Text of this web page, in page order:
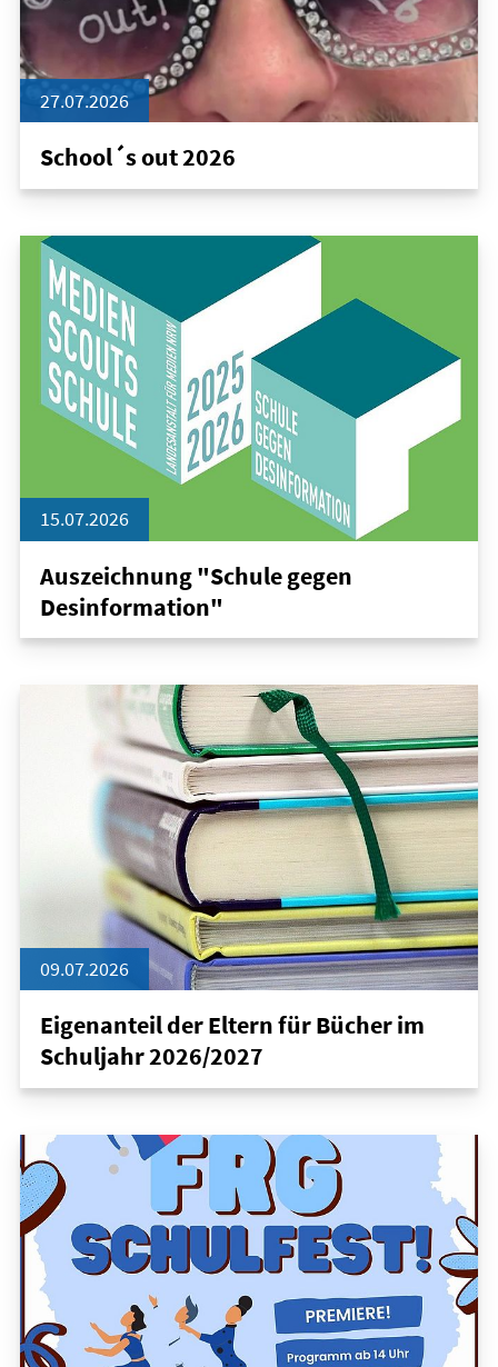
27.07.2026
School´s out 2026
15.07.2026
Auszeichnung "Schule gegen
Desinformation"
09.07.2026
Eigenanteil der Eltern für Bücher im
Schuljahr 2026/2027